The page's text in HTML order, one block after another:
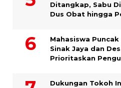
Ditangkap, Sabu
Dus Obat hingga
Mahasiswa
Sinak Jaya dan
Prioritaskan
Dukungan Tokoh